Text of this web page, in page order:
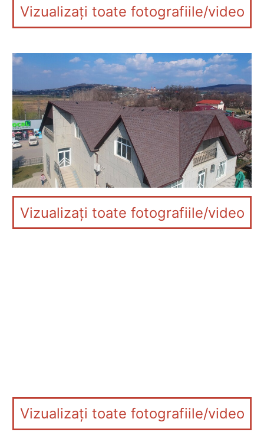
Vizualizați toate fotografiile/video
Vizualizați toate fotografiile/video
Vizualizați toate fotografiile/video